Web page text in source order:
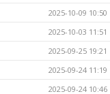
2025-10-09 10:50
2025-10-03 11:51
2025-09-25 19:21
2025-09-24 11:19
2025-09-24 10:46